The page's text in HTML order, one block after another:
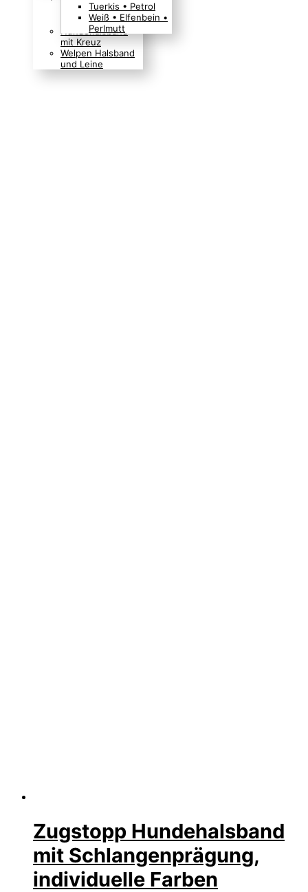
Boho Indianer
Hippie Look
Hundehalsband
mit Kreuz
Welpen Halsband
und Leine
Tuerkis • Petrol
Weiß • Elfenbein •
Perlmutt
Zugstopp Hundehalsband
mit Schlangenprägung,
individuelle Farben